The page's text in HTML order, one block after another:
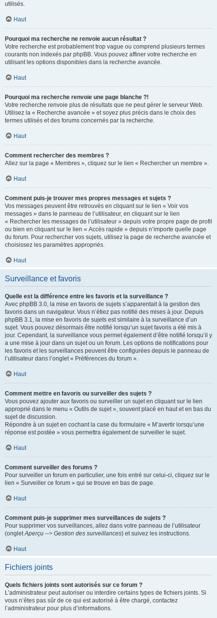
utilisés.
Haut
Pourquoi ma recherche ne renvoie aucun résultat ?
Votre recherche est probablement trop vague ou comprend plusieurs termes
courants non indexés par phpBB. Vous pouvez affiner votre recherche en
utilisant les options disponibles dans la recherche avancée.
Haut
Pourquoi ma recherche renvoie une page blanche ?!
Votre recherche renvoie plus de résultats que ne peut gérer le serveur Web.
Utilisez la « Recherche avancée » et soyez plus précis dans le choix des
termes utilisés et des forums concernés par la recherche.
Haut
Comment rechercher des membres ?
Allez sur la page « Membres », cliquez sur le lien « Rechercher un membre ».
Haut
Comment puis-je trouver mes propres messages et sujets ?
Vos messages peuvent être retrouvés en cliquant sur le lien « Voir vos
messages » dans le panneau de l’utilisateur, en cliquant sur le lien
« Rechercher les messages de l’utilisateur » depuis votre propre page de profil
ou bien en cliquant sur le lien « Accès rapide » depuis n’importe quelle page
du forum. Pour rechercher vos sujets, utilisez la page de recherche avancée et
choisissez les paramètres appropriés.
Haut
Surveillance et favoris
Quelle est la différence entre les favoris et la surveillance ?
Avec phpBB 3.0, la mise en favoris de sujets s’apparentait à la gestion des
favoris dans un navigateur. Vous n’étiez pas notifié des mises à jour. Depuis
phpBB 3.1, la mise en favoris de sujets est similaire à la surveillance d’un
sujet. Vous pouvez désormais être notifié lorsqu’un sujet favoris a été mis à
jour. Cependant, la surveillance vous permet également d’être notifié lorsqu’il y
a une mise à jour dans un sujet ou un forum. Les options de notifications pour
les favoris et les surveillances peuvent être configurées depuis le panneau de
l’utilisateur dans l’onglet « Préférences du forum ».
Haut
Comment mettre en favoris ou surveiller des sujets ?
Vous pouvez ajouter aux favoris ou surveiller un sujet en cliquant sur le lien
approprié dans le menu « Outils de sujet », souvent placé en haut et en bas du
sujet de discussion.
Répondre à un sujet en cochant la case du formulaire « M’avertir lorsqu’une
réponse est postée » vous permettra également de surveiller le sujet.
Haut
Comment surveiller des forums ?
Pour surveiller un forum en particulier, une fois entré sur celui-ci, cliquez sur le
lien « Surveiller ce forum » qui se trouve en bas de page.
Haut
Comment puis-je supprimer mes surveillances de sujets ?
Pour supprimer vos surveillances, allez dans votre panneau de l’utilisateur
(ongletAperçu --> Gestion des surveillances) et suivez les instructions.
Haut
Fichiers joints
Quels fichiers joints sont autorisés sur ce forum ?
L’administrateur peut autoriser ou interdire certains types de fichiers joints. Si
vous n’êtes pas sûr de ce qui est autorisé à être chargé, contactez
l’administrateur pour plus d’informations.